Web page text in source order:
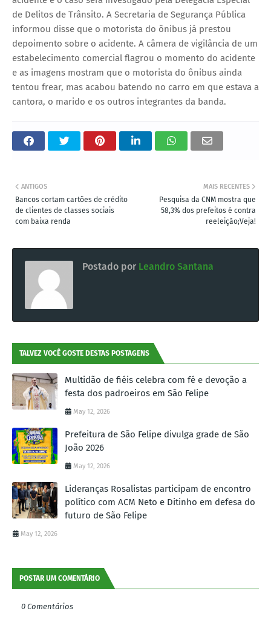
de Delitos de Trânsito. A Secretaria de Segurança Pública
informou disse que o motorista do ônibus já prestou
depoimento sobre o acidente. A câmera de vigilância de um
estabelecimento comercial flagrou o momento do acidente
e as imagens mostram que o motorista do ônibus ainda
tentou frear, mas acabou batendo no carro em que estava a
cantora, o marido e os outros integrantes da banda.
MAIS RECENTES
Pesquisa da CNM mostra que
58,3% dos prefeitos é contra
reeleição;Veja!
ANTIGOS
Bancos cortam cartões de crédito
de clientes de classes sociais
com baixa renda
Postado por Leandro Santana
TALVEZ VOCÊ GOSTE DESTAS POSTAGENS
Multidão de fiéis celebra com fé e devoção a
festa dos padroeiros em São Felipe
May 12, 2026
Prefeitura de São Felipe divulga grade de São
João 2026
May 12, 2026
Lideranças Rosalistas participam de encontro
político com ACM Neto e Ditinho em defesa do
futuro de São Felipe
May 12, 2026
POSTAR UM COMENTÁRIO
0 Comentários